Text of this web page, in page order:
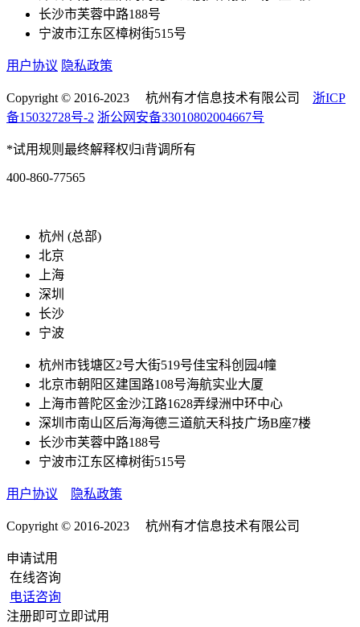
长沙市芙蓉中路188号
宁波市江东区樟树街515号
用户协议 隐私政策
Copyright © 2016-2023 杭州有才信息技术有限公司 浙ICP
备15032728号-2 浙公网安备33010802004667号
*试用规则最终解释权归i背调所有
400-860-77565
杭州 (总部)
北京
上海
深圳
长沙
宁波
杭州市钱塘区2号大街519号佳宝科创园4幢
北京市朝阳区建国路108号海航实业大厦
上海市普陀区金沙江路1628弄绿洲中环中心
深圳市南山区后海海德三道航天科技广场B座7楼
长沙市芙蓉中路188号
宁波市江东区樟树街515号
用户协议 隐私政策
Copyright © 2016-2023 杭州有才信息技术有限公司
申请试用
在线咨询
电话咨询
注册即可立即试用